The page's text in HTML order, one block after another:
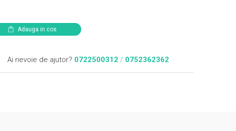
Adauga in cos
Ai nevoie de ajutor? 0722500312 / 0752362362